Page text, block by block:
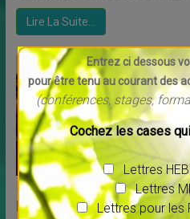
Lire La Suite…
13 BOUCHES DU RHÔNE
EGUILLES (AIX EN
Entrez ci dessous
pour être tenu au courant des
(conférences, stages,
Cochez les cases
Lettres
Lettres
Lettres pour les